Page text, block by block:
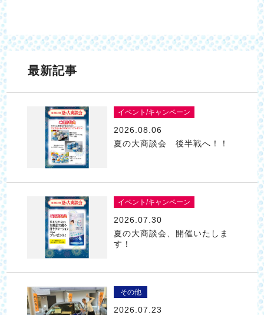
最新記事
イベント/キャンペーン
2026.08.06
夏の大商談会 後半戦へ！！
イベント/キャンペーン
2026.07.30
夏の大商談会、開催いたしま
す！
その他
2026.07.23